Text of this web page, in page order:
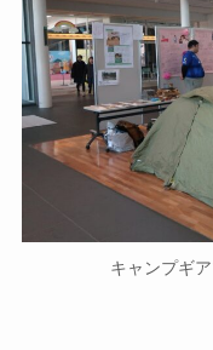
キャンプギ